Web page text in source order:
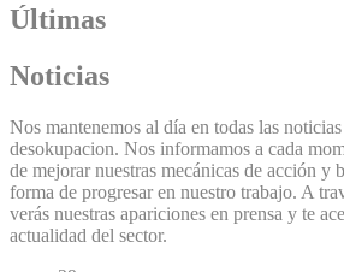
Últimas
Noticias
Nos mantenemos al día en todas las
desokupacion. Nos informamos a cada
de mejorar nuestras mecánicas de acción y
forma de progresar en nuestro trabajo. A
verás nuestras apariciones en prensa y te
actualidad del sector.